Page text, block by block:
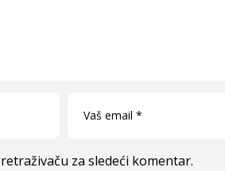
za sledeći komentar.